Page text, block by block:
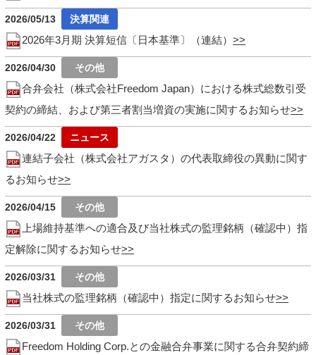
2026/05/13
2026年3月期 決算短信〔日本基準〕（連結）
2026/04/30
合弁会社（株式会社Freedom Japan）における株式総数引受
契約の締結、および第三者割当増資の実施に関するお知らせ
2026/04/22
連結子会社（株式会社アガスタ）の代表取締役の異動に関す
るお知らせ
2026/04/15
上場維持基準への適合及び当社株式の監理銘柄（確認中）指
定解除に関するお知らせ
2026/03/31
当社株式の監理銘柄（確認中）指定に関するお知らせ
2026/03/31
Freedom Holding Corp.との金融合弁事業に関する合弁契約締